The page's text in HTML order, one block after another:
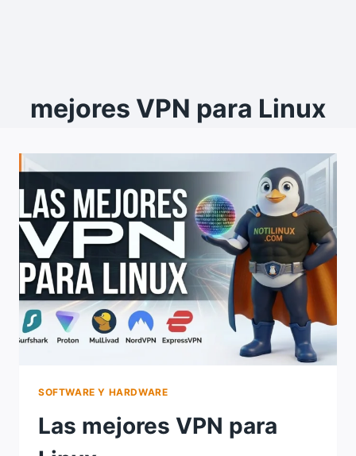
mejores VPN para Linux
SOFTWARE Y HARDWARE
Las mejores VPN para